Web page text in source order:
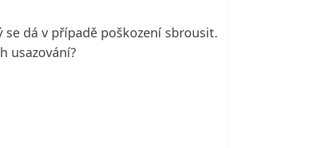
dá v případě poškození sbrousit.
usazování?